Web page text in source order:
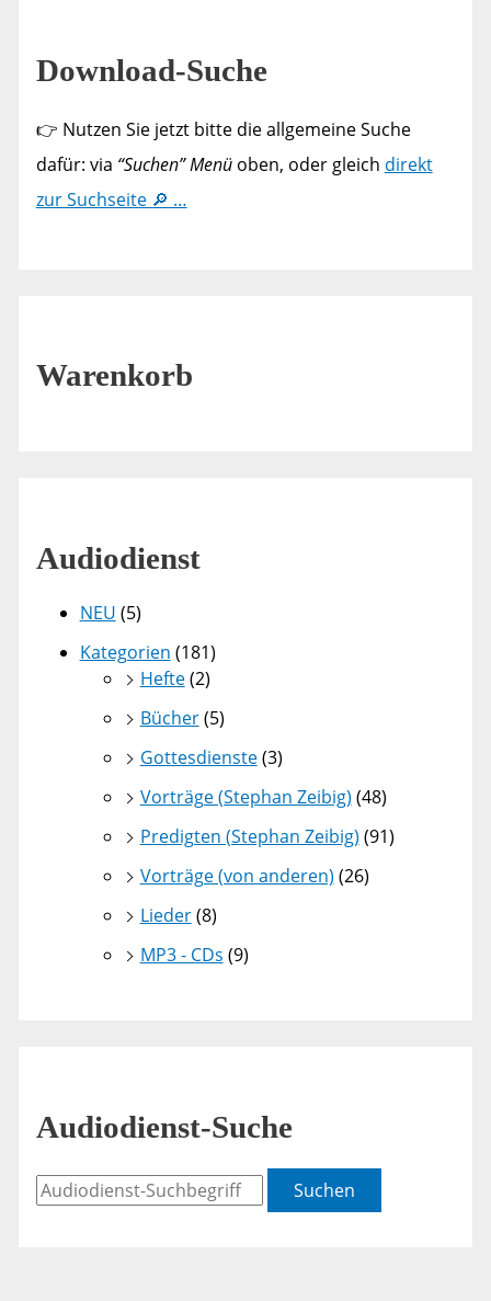
Download-Suche
👉 Nutzen Sie jetzt bitte die allgemeine Suche
dafür: via “Suchen” Menüoben, oder gleich direkt
zur Suchseite 🔎 …
Warenkorb
Audiodienst
NEU (5)
Kategorien (181)
Hefte(2)
Bücher(5)
Gottesdienste(3)
Vorträge (Stephan Zeibig) (48)
Predigten (Stephan Zeibig) (91)
Vorträge (von anderen) (26)
Lieder(8)
MP3 - CDs (9)
Audiodienst-Suche
Suchen